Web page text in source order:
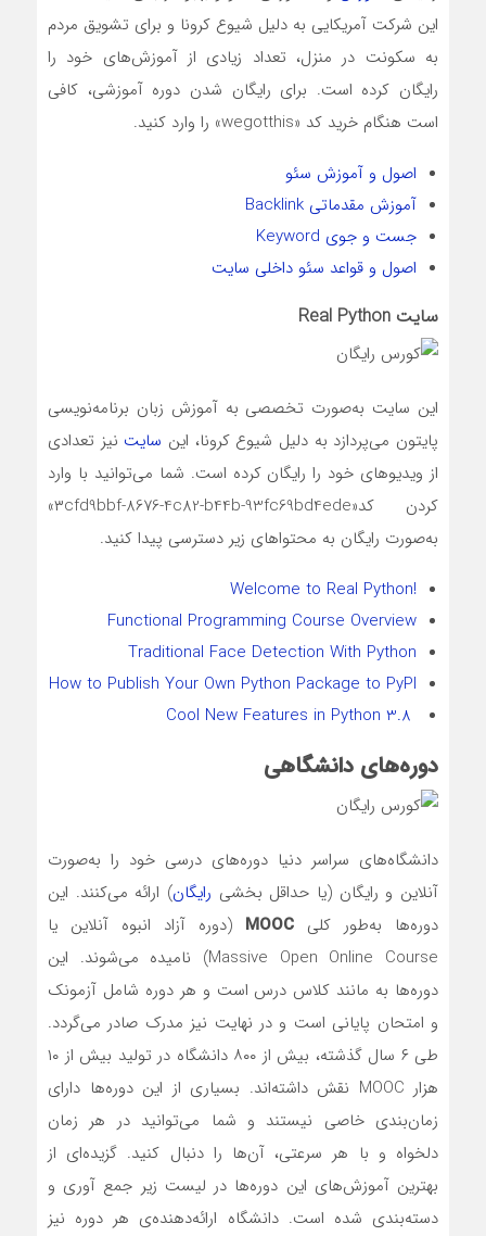
این شرکت آمریکایی به دلیل شیوع کرونا و برای تشویق مردم
به سکونت در منزل، تعداد زیادی از آموزش‌های خود را
رایگان کرده است. برای رایگان شدن دوره آموزشی، کافی
است هنگام خرید کد «wegotthis» را وارد کنید.
اصول و آموزش سئو
آموزش مقدماتی Backlink
جست‌ و جوی Keyword
اصول و قواعد سئو داخلی سایت
سایت Real Python
این سایت به‌صورت تخصصی به آموزش زبان برنامه‌نویسی
پایتون می‌پردازد به دلیل شیوع کرونا، این سایت نیز تعدادی
از ویدیوهای خود را رایگان کرده است. شما می‌توانید با وارد
کردن کد«۳cfd9bbf-8676-4c82-b44b-93fc69bd4ede»
به‌صورت رایگان به محتواهای زیر دسترسی پیدا کنید.
!Welcome to Real Python
Functional Programming Course Overview
Traditional Face Detection With Python
How to Publish Your Own Python Package to PyPI
دوره‌های دانشگاهی
دانشگاه‌های سراسر دنیا دوره‌های درسی خود را به‌صورت
آنلاین و رایگان (یا حداقل بخشی رایگان) ارائه می‌کنند. این
دوره‌ها به‌طور کلی MOOC (دوره آزاد انبوه آنلاین یا
Massive Open Online Course) نامیده می‌شوند. این
دوره‌ها به مانند کلاس درس است و هر دوره شامل آزمونک
و امتحان پایانی است و در نهایت نیز مدرک صادر می‌گردد.
طی ۶ سال گذشته، بیش از ۸۰۰ دانشگاه در تولید بیش از ۱۰
هزار MOOC نقش داشته‌اند. بسیاری از این دوره‌ها دارای
زمان‌بندی خاصی نیستند و شما می‌توانید در هر زمان
دلخواه و با هر سرعتی، آن‌ها را دنبال کنید. گزیده‌ای از
بهترین آموزش‌های این دوره‌ها در لیست زیر جمع آوری و
دسته‌بندی شده‌ است. دانشگاه ارائه‌دهند‌ه‌ی هر دوره نیز